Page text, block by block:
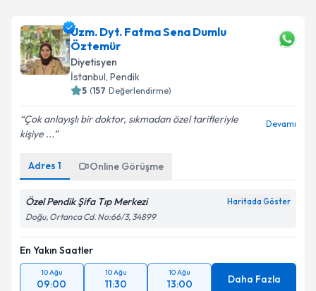
Uzm. Dyt. Fatma Sena Dumlu
Öztemür
Diyetisyen
İstanbul, Pendik
5 (157 Değerlendirme)
Çok anlayışlı bir doktor, sıkmadan özel tarifleriyle
kişiye ...
Devamı
Adres 1 Online Görüşme
Özel Pendik Şifa Tıp Merkezi Haritada Göster
Doğu, Ortanca Cd. No:66/3, 34899
En Yakın Saatler
10 Ağu
09:00
10 Ağu
11:30
10 Ağu
13:00 Daha Fazla